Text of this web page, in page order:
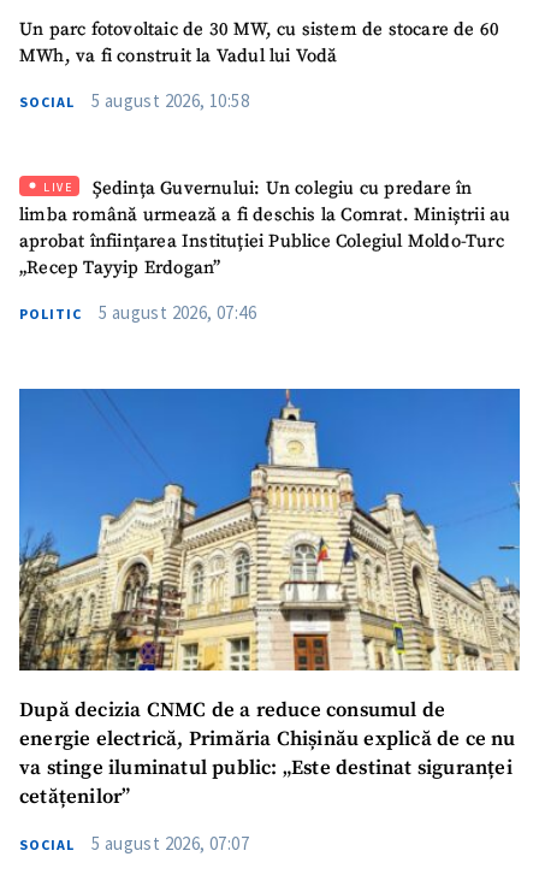
Un parc fotovoltaic de 30 MW, cu sistem de stocare de 60
MWh, va fi construit la Vadul lui Vodă
SOCIAL 5 august 2026, 10:58
LIVE
Ședința Guvernului: Un colegiu cu predare în
limba română urmează a fi deschis la Comrat. Miniștrii au
aprobat înființarea Instituției Publice Colegiul Moldo-Turc
„Recep Tayyip Erdogan”
POLITIC 5 august 2026, 07:46
După decizia CNMC de a reduce consumul de
energie electrică, Primăria Chișinău explică de ce nu
va stinge iluminatul public: „Este destinat siguranței
cetățenilor”
SOCIAL 5 august 2026, 07:07